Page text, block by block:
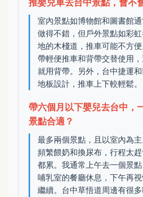
推嬰兒車去台中景點，會不
室內景點如博物館和圖書館
做得不錯，但戶外景點如彩
地的木棧道，推車可能不方
帶輕便推車和背帶交替使用
就用背帶。另外，台中捷運
地板設計，推車上下較輕鬆。
帶六個月以下嬰兒去台中，
景點合適？
最多兩個景點，且以室內為
頻繁餵奶和換尿布，行程太
都累。我通常上午去一個景
哺乳室的餐廳休息，下午再
繼續。台中草悟道周邊有很